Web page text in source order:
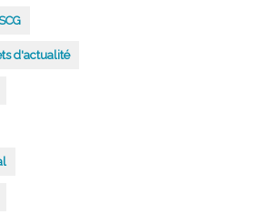
d'actualité